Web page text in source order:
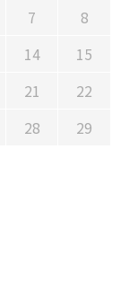
7
8
14
15
21
22
28
29